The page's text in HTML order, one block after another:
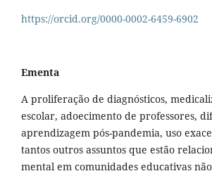
https://orcid.org/0000-0002-6459-6902
Ementa
A proliferação de diagnósticos,
escolar, adoecimento de professores,
aprendizagem pós-pandemia, uso
tantos outros assuntos que estão
mental em comunidades educativas